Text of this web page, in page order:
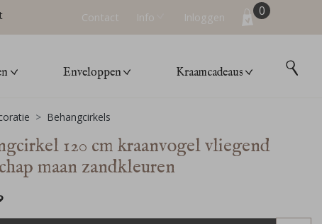
Contact Info Inloggen 0
Enveloppen Kraamcadeaus
Behangcirkels
120 cm kraanvogel vliegend
maan zandkleuren